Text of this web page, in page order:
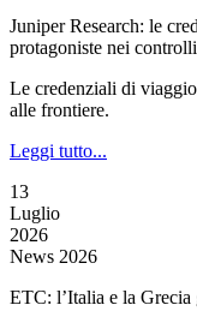
Juniper Research: le
protagoniste nei
Le credenziali di
alle frontiere.
Leggi tutto...
13
Luglio
2026
News 2026
ETC: l’Italia e la Grecia